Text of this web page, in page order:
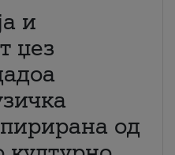
и
џез
од